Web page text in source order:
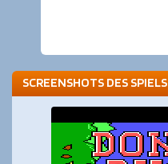
SCREENSHOTS DES SPIELS